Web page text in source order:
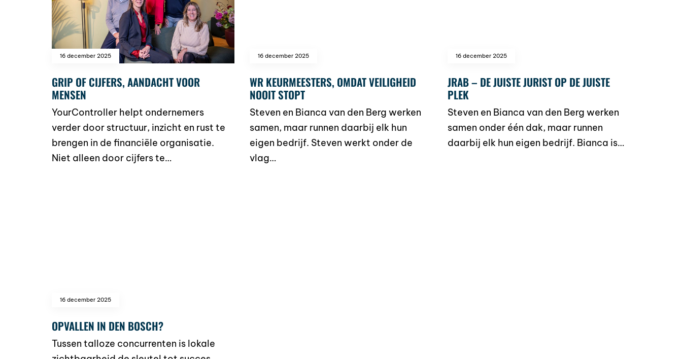
16 december 2025
GRIP OF CIJFERS, AANDACHT VOOR
MENSEN
YourController helpt ondernemers
verder door structuur, inzicht en rust te
brengen in de financiële organisatie.
Niet alleen door cijfers te…
16 december 2025
WR KEURMEESTERS, OMDAT VEILIGHEID
NOOIT STOPT
Steven en Bianca van den Berg werken
samen, maar runnen daarbij elk hun
eigen bedrijf. Steven werkt onder de
vlag…
16 december 2025
JRAB – DE JUISTE JURIST OP DE JUISTE
PLEK
Steven en Bianca van den Berg werken
samen onder één dak, maar runnen
daarbij elk hun eigen bedrijf. Bianca is…
16 december 2025
OPVALLEN IN DEN BOSCH?
Tussen talloze concurrenten is lokale